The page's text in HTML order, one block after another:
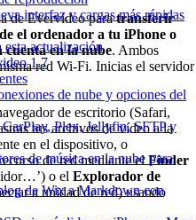
interfaz y cargas más rápidas
actualización
1.7
de nube y opciones del
Plex, Jellyfin, SFTP y
de música en la nube para
de Wix a Markdown con
de Evervideo paratransferir
el ordenador a tu iPhone o
en la nube. Ambos
red Wi-Fi. Inicias el servidor
de escritorio (Safari,
tus archivos de vídeo a la
en el dispositivo, o
de red mediante elFinder
o el Explorador de
a unidad de red) usando